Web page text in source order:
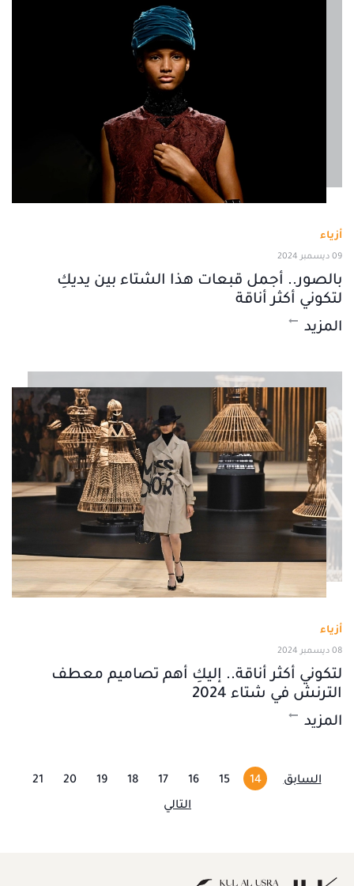
أزياء
09 ديسمبر 2024
بالصور.. أجمل قبعات هذا الشتاء بين يديكِ
لتكوني أكثر أناقة
المزيد
أزياء
08 ديسمبر 2024
لتكوني أكثر أناقة.. إليكِ أهم تصاميم معطف
الترنش في شتاء 2024
المزيد
السابق 14
15
16
17
18
19
20
21
التالي